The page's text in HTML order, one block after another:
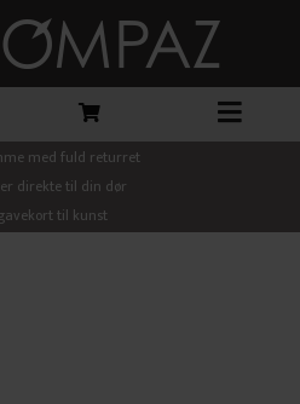
med fuld returret
direkte til din dør
til kunst